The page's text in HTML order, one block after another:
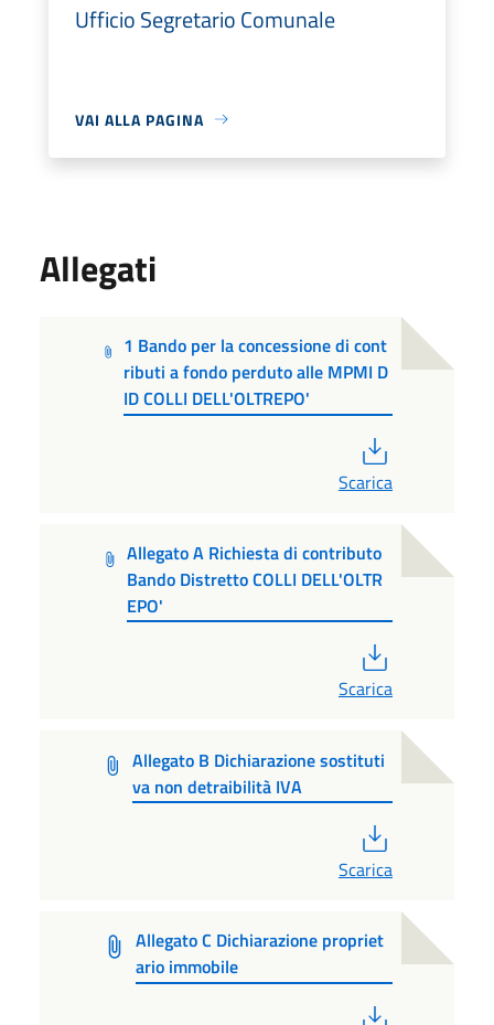
Ufficio Segretario Comunale
VAI ALLA PAGINA
Allegati
1 Bando per la concessione di cont
ributi a fondo perduto alle MPMI D
ID COLLI DELL'OLTREPO'
Scarica
Allegato A Richiesta di contributo
Bando Distretto COLLI DELL'OLTR
EPO'
Scarica
Allegato B Dichiarazione sostituti
va non detraibilità IVA
Scarica
Allegato C Dichiarazione propriet
ario immobile